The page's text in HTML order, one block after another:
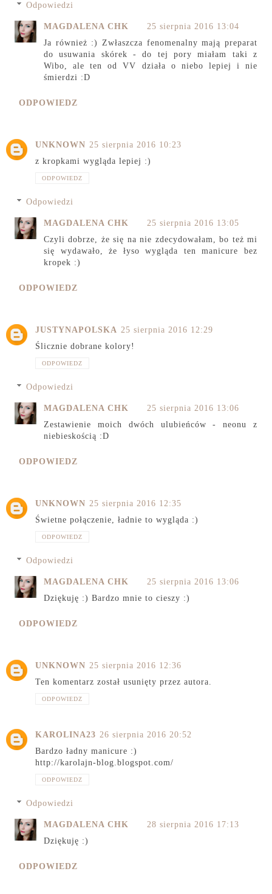
Odpowiedzi
MAGDALENA CHK
25 sierpnia 2016 13:04
Ja również :) Zwłaszcza fenomenalny mają preparat
do usuwania skórek - do tej pory miałam taki z
Wibo, ale ten od VV działa o niebo lepiej i nie
śmierdzi :D
ODPOWIEDZ
UNKNOWN 25 sierpnia 2016 10:23
z kropkami wygląda lepiej :)
ODPOWIEDZ
Odpowiedzi
MAGDALENA CHK
25 sierpnia 2016 13:05
Czyli dobrze, że się na nie zdecydowałam, bo też mi
się wydawało, że łyso wygląda ten manicure bez
kropek :)
ODPOWIEDZ
JUSTYNAPOLSKA 25 sierpnia 2016 12:29
Ślicznie dobrane kolory!
ODPOWIEDZ
Odpowiedzi
MAGDALENA CHK
25 sierpnia 2016 13:06
Zestawienie moich dwóch ulubieńców - neonu z
niebieskością :D
ODPOWIEDZ
UNKNOWN 25 sierpnia 2016 12:35
Świetne połączenie, ładnie to wygląda :)
ODPOWIEDZ
Odpowiedzi
MAGDALENA CHK
25 sierpnia 2016 13:06
Dziękuję :) Bardzo mnie to cieszy :)
ODPOWIEDZ
UNKNOWN 25 sierpnia 2016 12:36
Ten komentarz został usunięty przez autora.
ODPOWIEDZ
KAROLINA23 26 sierpnia 2016 20:52
Bardzo ładny manicure :)
http://karolajn-blog.blogspot.com/
ODPOWIEDZ
Odpowiedzi
MAGDALENA CHK
28 sierpnia 2016 17:13
Dziękuję :)
ODPOWIEDZ